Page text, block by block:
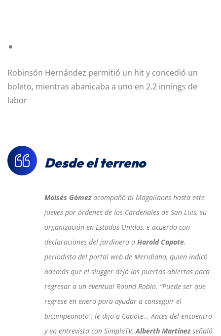
Robinsón Hernández permitió un hit y concedió un
boleto, mientras abanicaba a uno en 2.2 innings de
labor
Desde el terreno
Moisés Gómezacompañó al Magallanes hasta este
jueves por órdenes de los Cardenales de San Luis, su
organización en Estados Unidos, e acuerdo con
declaraciones del jardinero a Harold Capote,
periodista del portal web de Meridiano, quien indicó
además que el slugger dejó las puertas abiertas para
regresar a un eventual Round Robin. “Puede ser que
regrese en enero para ayudar a conseguir el
bicampeonato”, le dijo a Capote… Antes del encuentro
y en entrevista con SimpleTV, Alberth Martínezseñaló